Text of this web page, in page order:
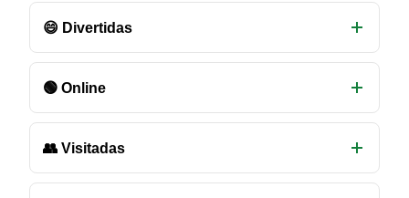
😄 Divertidas
🟢 Online
👥 Visitadas